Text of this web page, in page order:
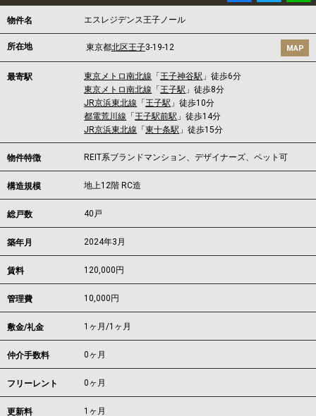
物件名 エスレジデンス王子ノール
所在地 東京都北区王子3-19-12 MAP
最寄駅 東京メトロ南北線 「王子神谷駅 」徒歩6分
東京メトロ南北線 「王子駅 」徒歩8分
JR京浜東北線 「王子駅 」徒歩10分
都電荒川線 「王子駅前駅 」徒歩14分
JR京浜東北線 「東十条駅 」徒歩15分
物件特徴 REIT系ブランドマンション、デザイナーズ、ペット可
構造規模 地上12階 RC造
総戸数 40戸
築年月 2024年3月
賃料 120,000 円
管理費 10,000円
敷金/礼金 1ヶ月/1ヶ月
仲介手数料 0ヶ月
フリーレント 0ヶ月
更新料 1ヶ月